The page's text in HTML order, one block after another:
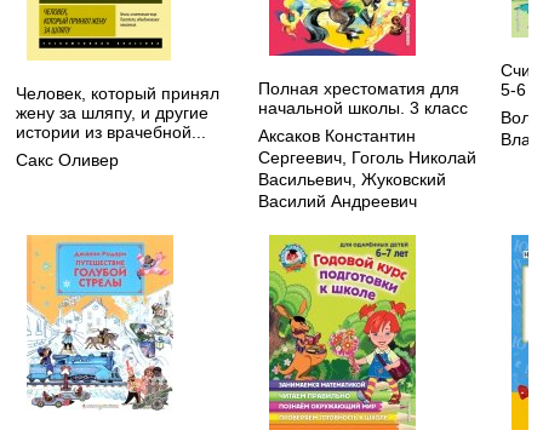
Человек, который принял
жену за шляпу, и другие
истории из врачебной...
Сакс Оливер
Полная хрестоматия для
начальной школы. 3 класс
Аксаков Константин
Сергеевич Гоголь Николай
Васильевич Жуковский
Василий Андреевич
5-6